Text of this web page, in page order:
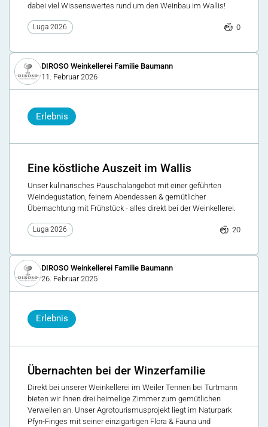
dabei viel Wissenswertes rund um den Weinbau im Wallis!
Luga 2026 0
DIROSO Weinkellerei Familie Baumann
11. Februar 2026
Erlebnis
Eine köstliche Auszeit im Wallis
Unser kulinarisches Pauschalangebot mit einer geführten
Weindegustation, feinem Abendessen & gemütlicher
Übernachtung mit Frühstück - alles direkt bei der Weinkellerei.
Luga 2026 20
DIROSO Weinkellerei Familie Baumann
26. Februar 2025
Erlebnis
Übernachten bei der Winzerfamilie
Direkt bei unserer Weinkellerei im Weiler Tennen bei Turtmann
bieten wir Ihnen drei heimelige Zimmer zum gemütlichen
Verweilen an. Unser Agrotourismusprojekt liegt im Naturpark
Pfyn-Finges mit seiner einzigartigen Flora & Fauna und